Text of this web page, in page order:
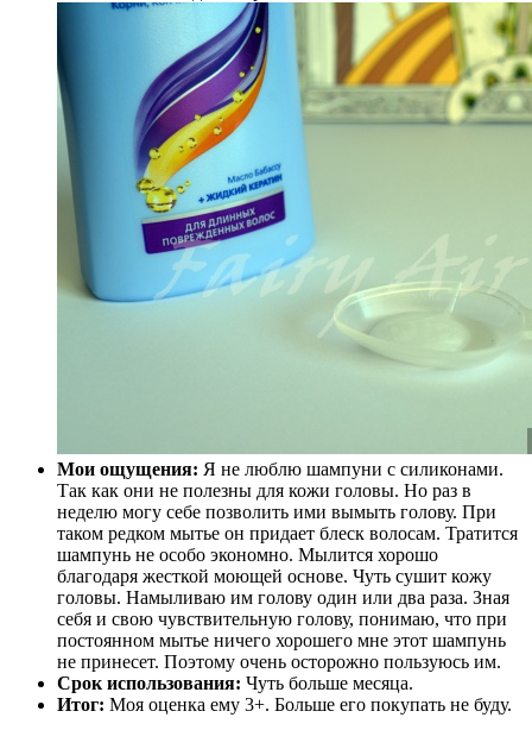
Мои ощущения: Я не люблю шампуни с силиконами.
Так как они не полезны для кожи головы. Но раз в
неделю могу себе позволить ими вымыть голову. При
таком редком мытье он придает блеск волосам. Тратится
шампунь не особо экономно. Мылится хорошо
благодаря жесткой моющей основе. Чуть сушит кожу
головы. Намыливаю им голову один или два раза. Зная
себя и свою чувствительную голову, понимаю, что при
постоянном мытье ничего хорошего мне этот шампунь
не принесет. Поэтому очень осторожно пользуюсь им.
Срок использования: Чуть больше месяца.
Итог: Моя оценка ему 3+. Больше его покупать не буду.